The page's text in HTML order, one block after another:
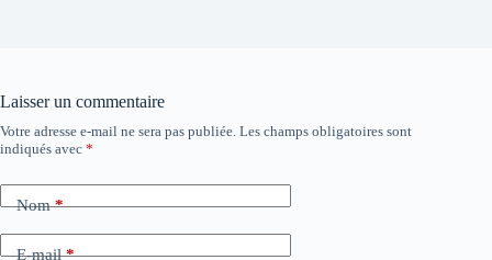
Laisser un commentaire
Votre adresse e-mail ne sera pas publiée. Les champs obligatoires sont
indiqués avec *
Nom*
E-mail*